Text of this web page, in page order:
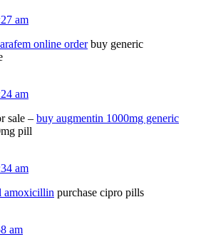
am
online orderbuy generic
am
sale – buy augmentin 1000mg generic
pill
am
amoxicillin purchase cipro pills
am